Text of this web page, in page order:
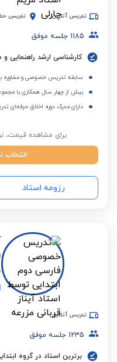
تدریس آنلاین تدریس
1185 جلسه موفق
سابقه تدریس خصوصی و مشاوره به
بیش از چهار سال همکاری با
دارای مدرک دوره اخلاق حرفه‌ای
برای مشاهده قیمت،
انتخاب
رزومه استاد
تدریس آنلاین
1235 جلسه موفق
برترین استاد در گروه ابتدایی